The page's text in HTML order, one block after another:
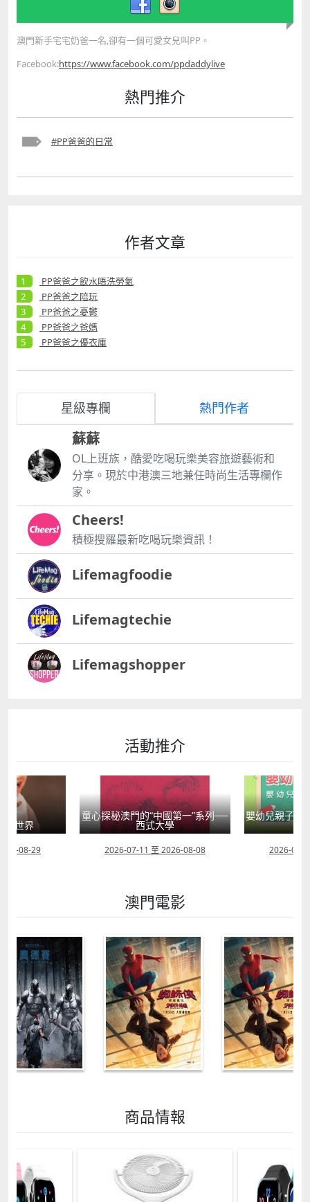
澳門新手宅宅奶爸一名,卻有一個可愛女兒叫PP。
Facebook:https://www.facebook.com/ppdaddylive
熱門推介
#PP爸爸的日常
作者文章
PP爸爸之飲水唔洗勞氣
PP爸爸之陪玩
PP爸爸之憂鬱
PP爸爸之爸媽
PP爸爸之優衣庫
星級專欄 熱門作者
蘇蘇
OL上班族，酷愛吃喝玩樂美容旅遊藝術和
分享。現於中港澳三地兼任時尚生活專欄作
家。
Cheers!
積極搜羅最新吃喝玩樂資訊！
Lifemagfoodie
Lifemagtechie
Lifemagshopper
活動推介
大世界
08-29
童心探秘澳門的“中國第一”系列──
西式大學
2026-07-11 至 2026-08-08
嬰幼兒親子閱
2026-07-
澳門電影
商品情報